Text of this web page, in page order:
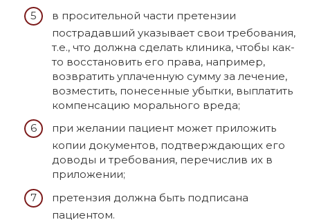
в просительной части претензии
пострадавший указывает свои требования,
т.е., что должна сделать клиника, чтобы как-
то восстановить его права, например,
возвратить уплаченную сумму за лечение,
возместить, понесенные убытки, выплатить
компенсацию морального вреда;
при желании пациент может приложить
копии документов, подтверждающих его
доводы и требования, перечислив их в
приложении;
претензия должна быть подписана
пациентом.